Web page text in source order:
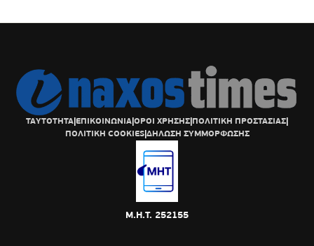
ΤΑΥΤΟΤΗΤΑ|ΕΠΙΚΟΙΝΩΝΙΑ|ΟΡΟΙ ΧΡΗΣΗΣ|ΠΟΛΙΤΙΚΗ ΠΡΟΣΤΑΣΙΑΣ|
ΠΟΛΙΤΙΚΗ COOKIES|ΔΗΛΩΣΗ ΣΥΜΜΟΡΦΩΣΗΣ
Μ.Η.Τ. 252155